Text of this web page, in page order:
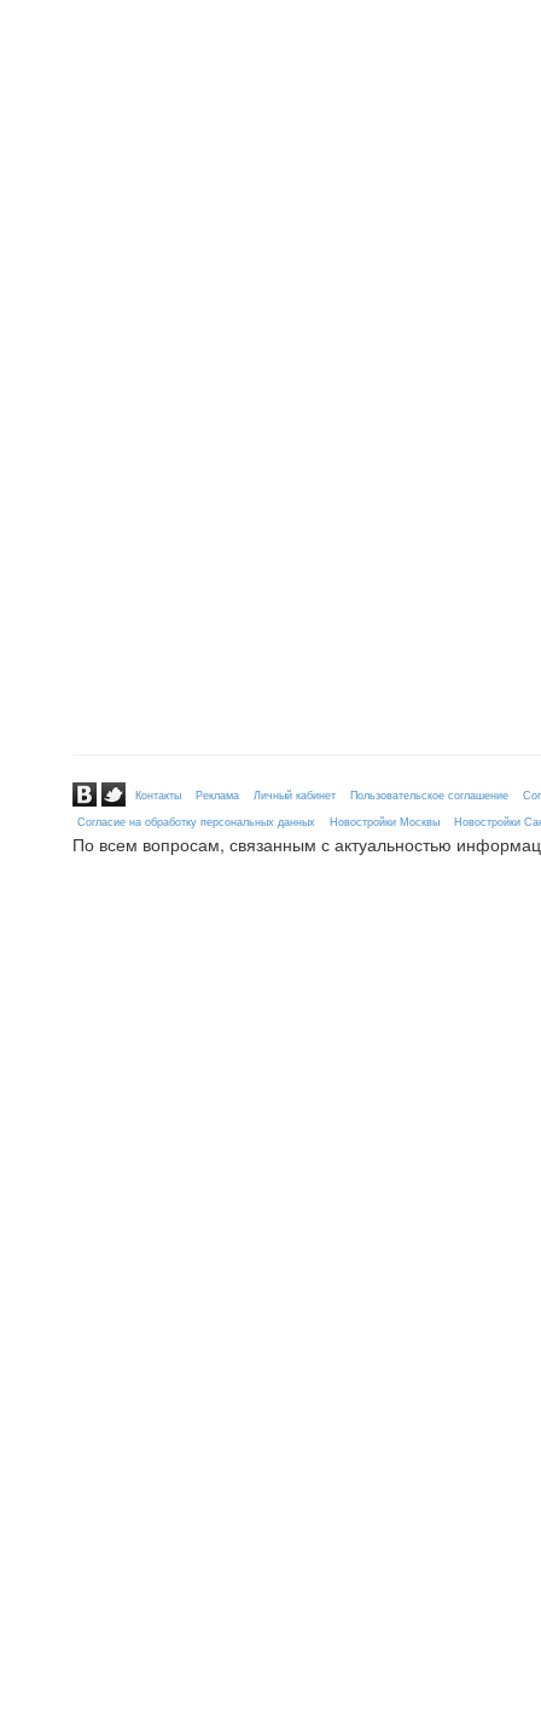
Контакты Реклама Личный кабинет Пользовательское соглашение
Согласие на обработку персональных данных
Новостройки Москвы Новостройки
По всем вопросам, связанным с актуальностью